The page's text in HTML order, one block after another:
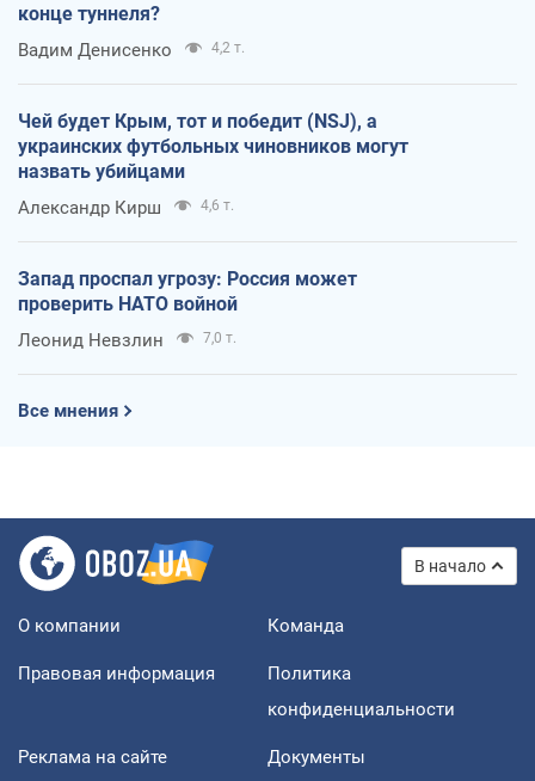
конце туннеля?
Вадим Денисенко 4,2 т.
Чей будет Крым, тот и победит (NSJ), а
украинских футбольных чиновников могут
назвать убийцами
Александр Кирш 4,6 т.
Запад проспал угрозу: Россия может
проверить НАТО войной
Леонид Невзлин 7,0 т.
Все мнения
В начало
О компании Команда
Правовая информация
Политика
конфиденциальности
Реклама на сайте Документы